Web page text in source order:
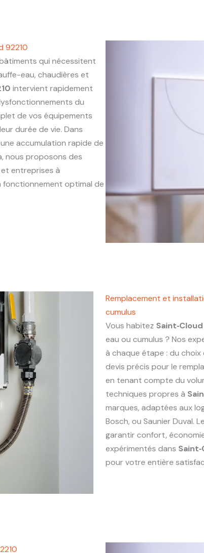
92210
qui nécessitent
eau, chaudières et
intervient rapidement
du
de vos équipements
durée de vie. Dans
accumulation rapide de
nous proposons des
entreprises à
fonctionnement optimal de
Remplacement et
cumulus
Vous habitez
eau ou cumulus ? Nos
à chaque étape : du choix
devis précis pour le
en tenant compte du
techniques propres à
marques, adaptées aux
Bosch, ou Saunier Duval.
garantir confort,
expérimentés dans
pour votre entière